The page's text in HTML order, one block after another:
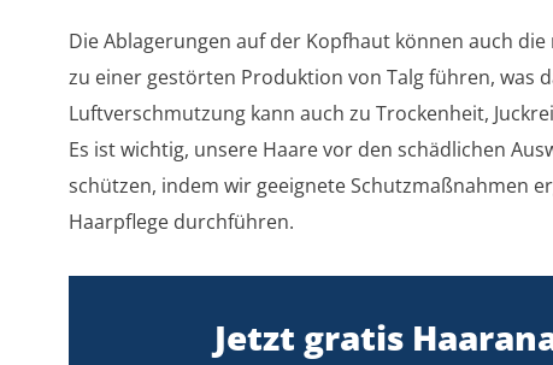
Die Ablagerungen auf der Kopfhaut können auch
zu einer gestörten Produktion von Talg führen, was
Luftverschmutzung kann auch zu Trockenheit,
Es ist wichtig, unsere Haare vor den schädlichen
schützen, indem wir geeignete Schutzmaßnahmen
Haarpflege durchführen.
Jetzt gratis